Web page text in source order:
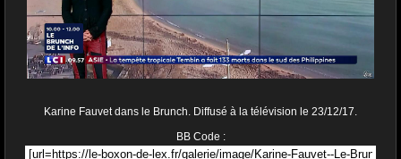
Karine Fauvet dans le Brunch. Diffusé à la télévision le 23/12/17.
BB Code :